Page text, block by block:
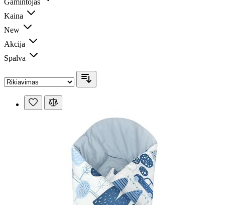
Kaina
New
Akcija
Spalva